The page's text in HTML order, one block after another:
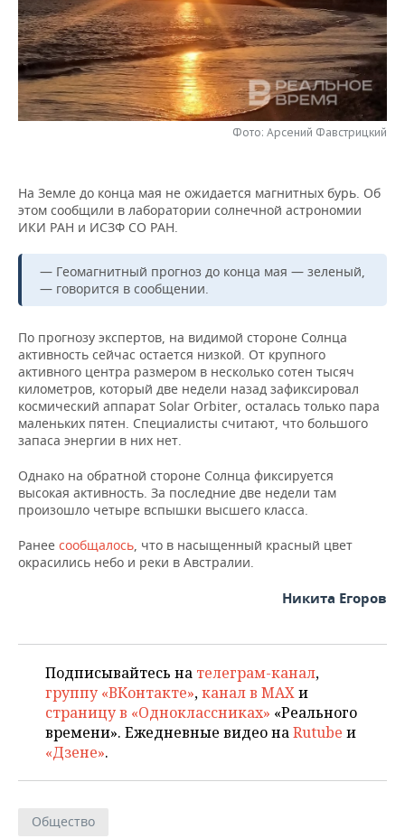
НЕФТЕХИМИЯ
НЕФТЬ
ОПК
РОЗНИЧНАЯ ТОРГОВЛЯ
ТРАНСПОРТ
УСЛУГИ
НОВОСТИ ТЕХНОЛОГИЙ
IT
МЕДИА
МЕРОПРИЯТИЯ
НОВОСТИ МЕРОПРИЯТИЙ
ВЫЕЗДНАЯ РЕДАКЦИЯ
ONLINE-КОНФЕРЕНЦИИ
СПОРТ
НОВОСТИ СПОРТА
ХОККЕЙ
ВОЛЕЙБОЛ
ФИГУРНОЕ КАТАНИЕ
ВОДНЫЕ ВИДЫ СПОРТА
ХОККЕЙ С МЯЧОМ
ОБЩЕСТВО
ВЛАСТЬ
ИСТОРИЯ
МЕДИЦИНА
ОБРАЗОВАНИЕ
ПРОИСШЕСТВИЯ
СЮЖЕТЫ
СПИСОК ПЕРСОН
ПОЛНАЯ ВЕРСИЯ
Фото: Арсений Фавстрицкий
На Земле до конца мая не ожидается магнитных бурь. Об
этом сообщили в лаборатории солнечной астрономии
ИКИ РАН и ИСЗФ СО РАН.
— Геомагнитный прогноз до конца мая — зеленый,
— говорится в сообщении.
По прогнозу экспертов, на видимой стороне Солнца
активность сейчас остается низкой. От крупного
активного центра размером в несколько сотен тысяч
километров, который две недели назад зафиксировал
космический аппарат Solar Orbiter, осталась только пара
маленьких пятен. Специалисты считают, что большого
запаса энергии в них нет.
Однако на обратной стороне Солнца фиксируется
высокая активность. За последние две недели там
произошло четыре вспышки высшего класса.
Ранее сообщалось, что в насыщенный красный цвет
окрасились небо и реки в Австралии.
Никита Егоров
Подписывайтесь на телеграм-канал,
группу «ВКонтакте»,канал в MAXи
страницу в «Одноклассниках» «Реального
времени». Ежедневные видео наRutube и
«Дзене».
Общество